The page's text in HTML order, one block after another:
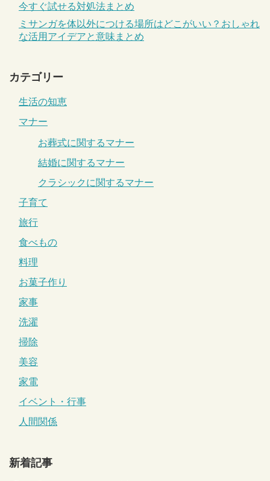
今すぐ試せる対処法まとめ
ミサンガを体以外につける場所はどこがいい？おしゃれ
な活用アイデアと意味まとめ
カテゴリー
生活の知恵
マナー
お葬式に関するマナー
結婚に関するマナー
クラシックに関するマナー
子育て
旅行
食べもの
料理
お菓子作り
家事
洗濯
掃除
美容
家電
イベント・行事
人間関係
新着記事